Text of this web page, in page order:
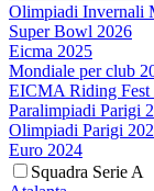
Olimpiadi Invernali
Super Bowl 2026
Eicma 2025
Mondiale per club
EICMA Riding Fest
Paralimpiadi Parigi
Olimpiadi Parigi
Euro 2024
Squadra Serie A